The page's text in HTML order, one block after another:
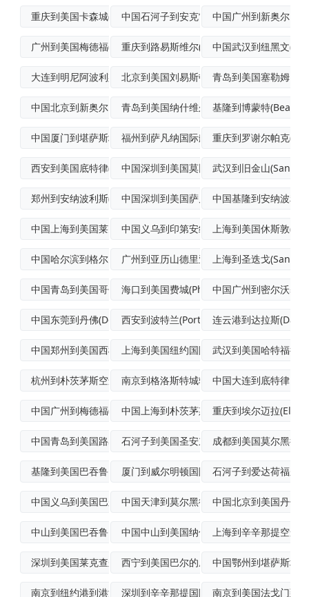
重庆到美国卡森城(CarsonCity)中国石河子到安克雷奇(Anchorage
中国广州到新奥尔良
广州到美国梅德福(Medford)航空货重庆到路易斯维尔(Louisville)中国武汉到纽黑文
大连到明尼阿波利斯经济空运北京到美国刘易斯顿空运派送青岛到美国塞勒姆国
中国北京到新奥尔良国际空运专线青岛到美国纳什维尔(Nashville)
基隆到博蒙特
中国厦门到堪萨斯城(KansasCity福州到萨凡纳国际航空货运重庆到罗谢尔帕克
西安到美国底特律(Detroit)拼货空中国深圳到美国莫比尔加急空运
武汉到旧金山
郑州到安纳波利斯(Annapolis)航中国深圳到美国萨凡纳(Savannah)
中国基隆到安纳波利
中国上海到美国莱克查尔斯(LakeCha中国义乌到印第安纳波利斯(Indiana
上海到美国休斯敦
中国哈尔滨到格尔夫波特国际航空货运
广州到亚历山德里亚(Alexandria
上海到圣迭戈
中国青岛到美国哥伦布(Columbus)海口到美国费城(Philadelphia中国广州到密尔沃基
中国东莞到丹佛(Denver)加急空运西安到波特兰(Portland)空运专线
连云港到达拉斯
中国郑州到美国西棕榈滩普货空运上海到美国纽约国际快递武汉到美国哈特福德
杭州到朴茨茅斯空运派送南京到格洛斯特城轮船运输中国大连到底特律国
中国广州到梅德福(Medford)优先空中国上海到朴茨茅斯(Portsmouth
重庆到埃尔迈拉
中国青岛到美国路易斯维尔空运专线石河子到美国圣安东尼奥(SanAnton
成都到美国莫尔黑德
基隆到美国巴吞鲁日(BatonRouge厦门到威尔明顿国际多式联运石河子到爱达荷福尔
中国义乌到美国巴尔的摩(Baltimor中国天津到莫尔黑德城(MoreheadC
中国北京到美国丹佛
中山到美国巴吞鲁日(BatonRouge中国中山到美国纳什维尔(Nashvill
上海到辛辛那提空运
深圳到美国莱克查尔斯散货船运输西宁到美国巴尔的摩(Baltimore)
中国鄂州到堪萨斯城
南京到纽约港到港海运深圳到辛辛那提国际空运南京到美国法戈门到